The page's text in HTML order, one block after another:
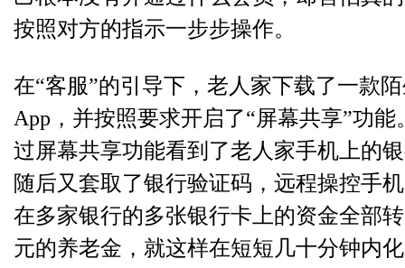
按照对方的指示一步步操作。
在“客服”的引导下，老人家下载了一款
App，并按照要求开启了“屏幕共享”功能
过屏幕共享功能看到了老人家手机上的
随后又套取了银行验证码，远程操控手
在多家银行的多张银行卡上的资金全部
元的养老金，就这样在短短几十分钟内